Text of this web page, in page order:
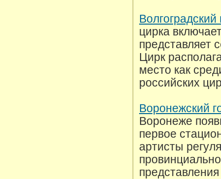
Волгоградский
цирка
представляет
Цирк
место как
российских
Воронежский
Воронеже
первое
артисты